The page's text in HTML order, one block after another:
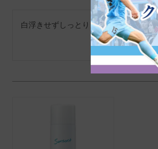
白浮きせずしっとりします。色がつか